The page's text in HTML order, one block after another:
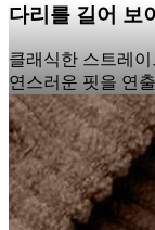
다리를 길어 보
클래식한 스트레
연스러운 핏을 연